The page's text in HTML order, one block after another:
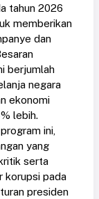
tahun 2026
memberikan
dan
berjumlah
negara
ekonomi
lebih.
ini,
yang
serta
korupsi pada
presiden